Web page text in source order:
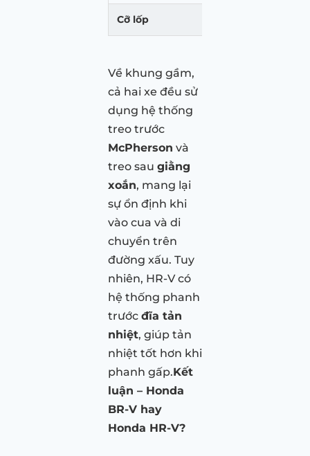
Cỡ lốp
Về khung gầm,
cả hai xe đều sử
dụng hệ thống
treo trước
McPherson và
treo sau giằng
xoắn, mang lại
sự ổn định khi
vào cua và di
chuyển trên
đường xấu. Tuy
nhiên, HR-V có
hệ thống phanh
trước đĩa tản
nhiệt, giúp tản
nhiệt tốt hơn khi
phanh gấp.Kết
luận – Honda
BR-V hay
Honda HR-V?